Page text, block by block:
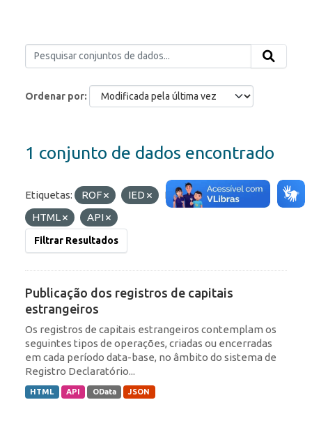
Ordenar por
1 conjunto de dados encontrado
Etiquetas: ROF IED Formatos:
JSON
HTML
API
Filtrar Resultados
Publicação dos registros de capitais
estrangeiros
Os registros de capitais estrangeiros contemplam os
seguintes tipos de operações, criadas ou encerradas
em cada período data-base, no âmbito do sistema de
Registro Declaratório...
HTML API OData JSON